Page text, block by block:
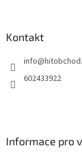
Kontakt
info@
602433922
Informace pro